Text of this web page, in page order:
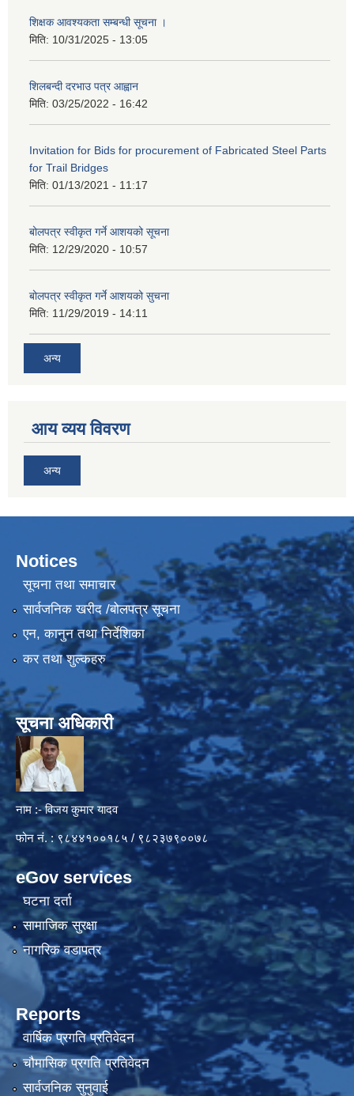
शिक्षक आवश्यकता सम्बन्धी सूचना ।
मिति: 10/31/2025 - 13:05
शिलबन्दी दरभाउ पत्र आह्वान
मिति: 03/25/2022 - 16:42
Invitation for Bids for procurement of Fabricated Steel Parts
for Trail Bridges
मिति: 01/13/2021 - 11:17
बोलपत्र स्वीकृत गर्ने आशयको सूचना
मिति: 12/29/2020 - 10:57
बोलपत्र स्वीकृत गर्ने आशयको सुचना
मिति: 11/29/2019 - 14:11
अन्य
आय व्यय विवरण
अन्य
Notices
सूचना तथा समाचार
सार्वजनिक खरीद /बोलपत्र सूचना
एन, कानुन तथा निर्देशिका
कर तथा शुल्कहरु
सूचना अधिकारी
नाम :- विजय कुमार यादव
फोन नं. : ९८४४१००१८५ / ९८२३७९००७८
eGov services
घटना दर्ता
सामाजिक सुरक्षा
नागरिक वडापत्र
Reports
वार्षिक प्रगति प्रतिवेदन
चौमासिक प्रगति प्रतिवेदन
सार्वजनिक सुनुवाई